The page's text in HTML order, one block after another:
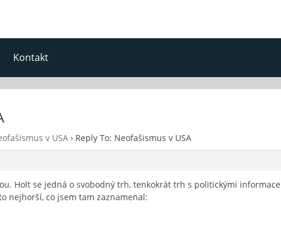
Kontakt
v USA › Reply To: Neofašismus v USA
Holt se jedná o svobodný trh, tenkokrát trh s politickými
nejhorší, co jsem tam zaznamenal: